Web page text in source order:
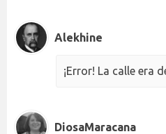
Alekhine
¡Error! La calle era
DiosaMaracana